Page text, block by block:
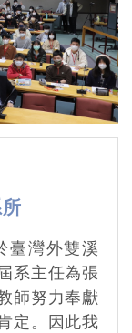
臺灣外雙溪
系主任為張
師努力奉獻
定。因此我